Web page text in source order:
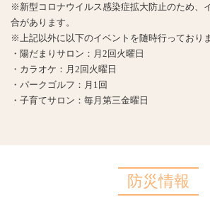
※新型コロナウイルス感染症拡大防止のため、
合があります。
※上記以外に以下のイベントを随時行っておりま
・陽だまりサロン：月2回火曜日
・カラオケ：月2回火曜日
・パークゴルフ：月1回
・子育てサロン：毎月第三金曜日
防災情報